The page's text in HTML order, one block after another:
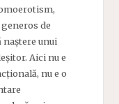
de
naștere unui
Aici nu e
nu e o